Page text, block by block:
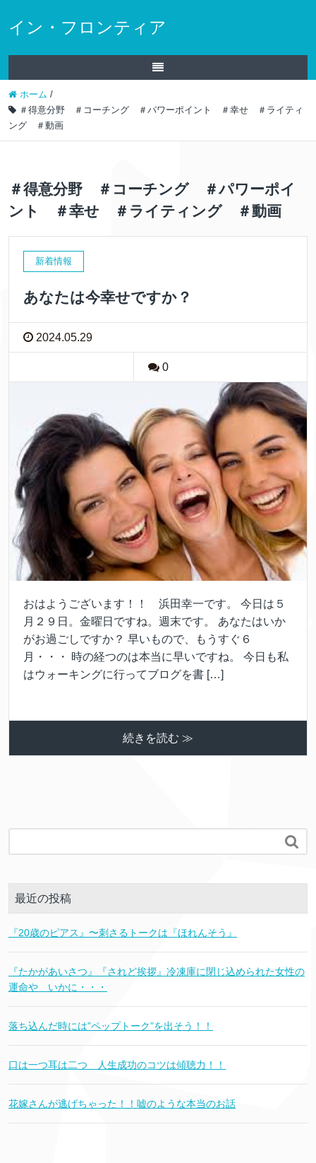
イン・フロンティア
ホーム /
＃得意分野 ＃コーチング ＃パワーポイント ＃幸せ ＃ライティ
ング ＃動画
＃得意分野 ＃コーチング ＃パワーポイ
ント ＃幸せ ＃ライティング ＃動画
新着情報
あなたは今幸せですか？
2024.05.29
0
おはようございます！！ 浜田幸一です。 今日は５
月２９日。金曜日ですね。週末です。 あなたはいか
がお過ごしですか？ 早いもので、もうすぐ６
月・・・ 時の経つのは本当に早いですね。 今日も私
はウォーキングに行ってブログを書 […]
続きを読む ≫

最近の投稿
『20歳のピアス』〜刺さるトークは『ほれんそう』
『たかがあいさつ』『されど挨拶』冷凍庫に閉じ込められた女性の
運命や いかに・・・
落ち込んだ時には”ペップトーク”を出そう！！
口は一つ耳は二つ 人生成功のコツは傾聴力！！
花嫁さんが逃げちゃった！！嘘のような本当のお話